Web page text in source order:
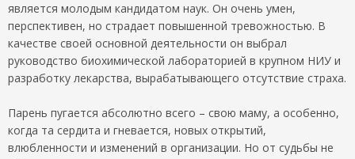
является молодым кандидатом наук. Он очень умен,
перспективен, но страдает повышенной тревожностью. В
качестве своей основной деятельности он выбрал
руководство биохимической лабораторией в крупном НИУ и
разработку лекарства, вырабатывающего отсутствие страха.
Парень пугается абсолютно всего – свою маму, а особенно,
когда та сердита и гневается, новых открытий,
влюбленности и изменений в организации. Но от судьбы не